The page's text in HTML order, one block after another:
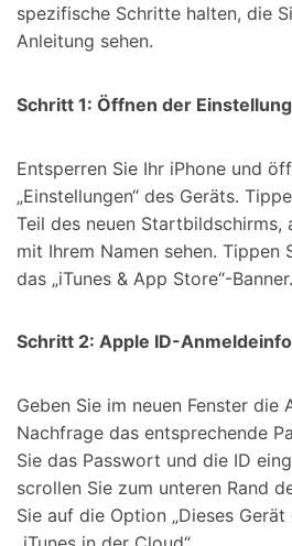
spezifische Schritte halten, die
Anleitung sehen.
Schritt 1: Öffnen der
Entsperren Sie Ihr iPhone und
„Einstellungen“ des Geräts.
Teil des neuen Startbildschirms,
mit Ihrem Namen sehen. Tippen
das „iTunes & App Store“-Banner.
Schritt 2: Apple ID-
Geben Sie im neuen Fenster die
Nachfrage das entsprechende
Sie das Passwort und die ID
scrollen Sie zum unteren Rand
Sie auf die Option „Dieses Gerät